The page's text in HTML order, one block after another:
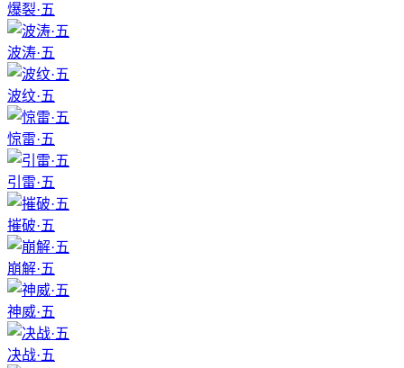
爆裂·五
波涛·五
波纹·五
惊雷·五
引雷·五
摧破·五
崩解·五
神威·五
决战·五